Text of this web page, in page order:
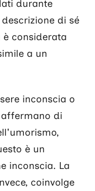
durante
di sé
considerata
a un
inconscia o
di
è un
inconscia. La
coinvolge